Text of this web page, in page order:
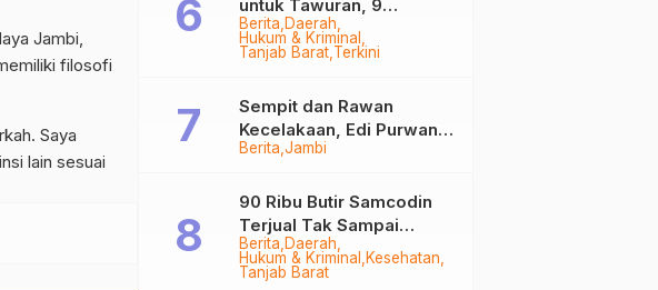
Jambi,
filosofi
Saya
lain sesuai
Berita Daerah
Hukum & Kriminal
Tanjab Barat Terkini
untuk Tawuran, 9
Anggota Geng Motor di
Tanjab Barat Diringkus
Berita Jambi
Sempit dan Rawan
Kecelakaan, Edi Purwanto
Targetkan Jalan Lintas
2028
Berita Daerah
Hukum & Kriminal
Kesehatan
Tanjab Barat
90 Ribu Butir Samcodin
Terjual Tak Sampai
Setahun, Indra Safari
Desak Audit Menyeluruh